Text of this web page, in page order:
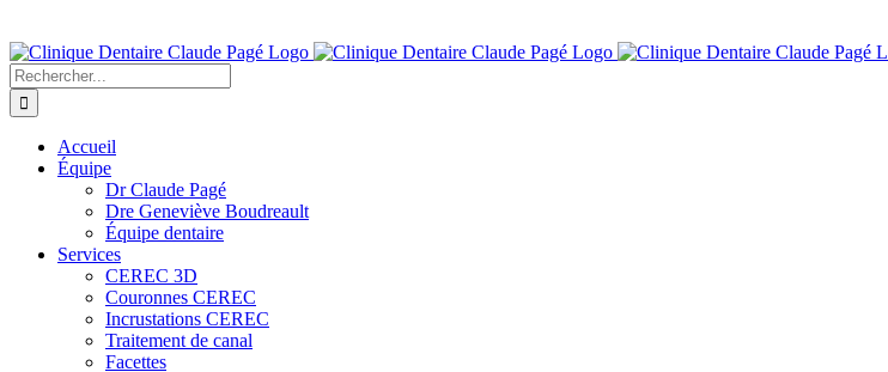
au
contenu
Rechercher:
Accueil
Équipe
Dr Claude Pagé
Dre Geneviève Boudreault
Équipe dentaire
Services
CEREC 3D
Couronnes CEREC
Incrustations CEREC
Traitement de canal
Facettes